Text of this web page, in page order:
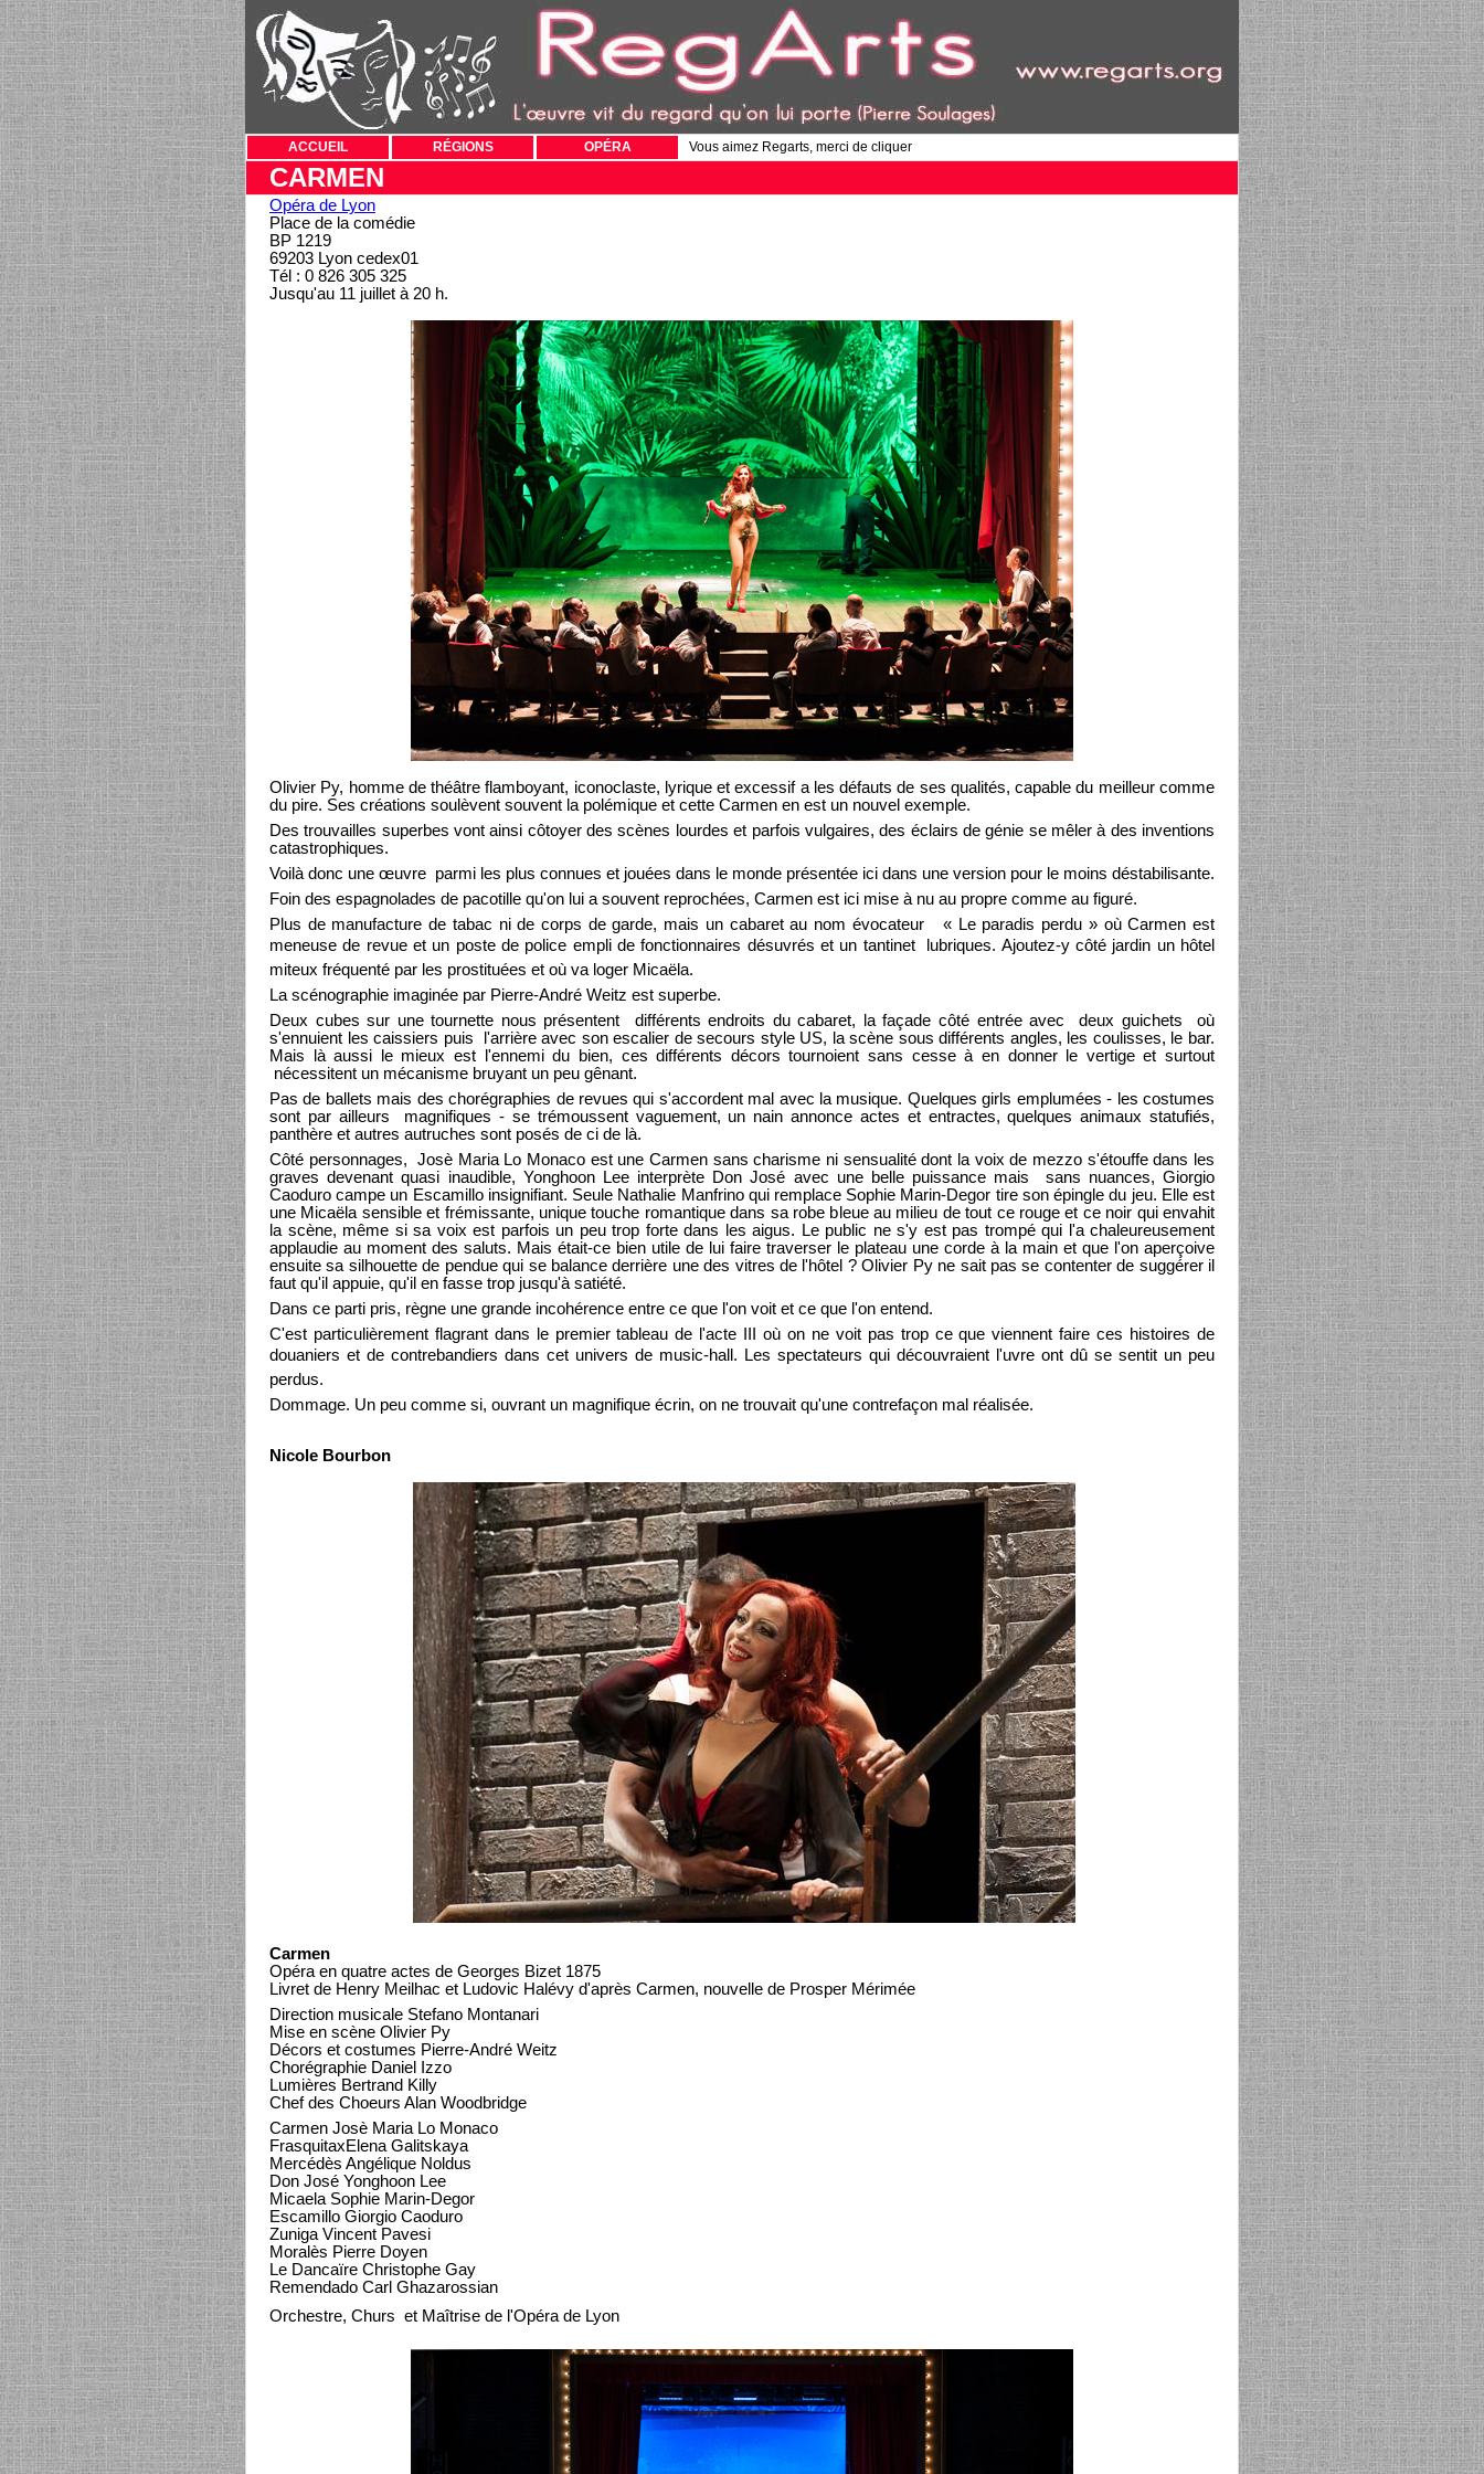
ACCUEIL RÉGIONS OPÉRA Vous aimez Regarts, merci de cliquer
CARMEN
Opéra de Lyon
Place de la comédie
BP 1219
69203 Lyon cedex01
Tél : 0 826 305 325
Jusqu'au 11 juillet à 20 h.
Olivier Py, homme de théâtre flamboyant, iconoclaste, lyrique et excessif a les défauts de ses qualités, capable du meilleur comme
du pire. Ses créations soulèvent souvent la polémique et cette Carmen en est un nouvel exemple.
Des trouvailles superbes vont ainsi côtoyer des scènes lourdes et parfois vulgaires, des éclairs de génie se mêler à des inventions
catastrophiques.
Voilà donc une œuvre parmi les plus connues et jouées dans le monde présentée ici dans une version pour le moins déstabilisante.
Foin des espagnolades de pacotille qu'on lui a souvent reprochées, Carmen est ici mise à nu au propre comme au figuré.
Plus de manufacture de tabac ni de corps de garde, mais un cabaret au nom évocateur « Le paradis perdu » où Carmen est
meneuse de revue et un poste de police empli de fonctionnaires désuvrés et un tantinet lubriques. Ajoutez-y côté jardin un hôtel
miteux fréquenté par les prostituées et où va loger Micaëla.
La scénographie imaginée par Pierre-André Weitz est superbe.
Deux cubes sur une tournette nous présentent différents endroits du cabaret, la façade côté entrée avec deux guichets où
s'ennuient les caissiers puis l'arrière avec son escalier de secours style US, la scène sous différents angles, les coulisses, le bar.
Mais là aussi le mieux est l'ennemi du bien, ces différents décors tournoient sans cesse à en donner le vertige et surtout
nécessitent un mécanisme bruyant un peu gênant.
Pas de ballets mais des chorégraphies de revues qui s'accordent mal avec la musique. Quelques girls emplumées - les costumes
sont par ailleurs magnifiques - se trémoussent vaguement, un nain annonce actes et entractes, quelques animaux statufiés,
panthère et autres autruches sont posés de ci de là.
Côté personnages, Josè Maria Lo Monaco est une Carmen sans charisme ni sensualité dont la voix de mezzo s'étouffe dans les
graves devenant quasi inaudible, Yonghoon Lee interprète Don José avec une belle puissance mais sans nuances, Giorgio
Caoduro campe un Escamillo insignifiant. Seule Nathalie Manfrino qui remplace Sophie Marin-Degor tire son épingle du jeu. Elle est
une Micaëla sensible et frémissante, unique touche romantique dans sa robe bleue au milieu de tout ce rouge et ce noir qui envahit
la scène, même si sa voix est parfois un peu trop forte dans les aigus. Le public ne s'y est pas trompé qui l'a chaleureusement
applaudie au moment des saluts. Mais était-ce bien utile de lui faire traverser le plateau une corde à la main et que l'on aperçoive
ensuite sa silhouette de pendue qui se balance derrière une des vitres de l'hôtel ? Olivier Py ne sait pas se contenter de suggérer il
faut qu'il appuie, qu'il en fasse trop jusqu'à satiété.
Dans ce parti pris, règne une grande incohérence entre ce que l'on voit et ce que l'on entend.
C'est particulièrement flagrant dans le premier tableau de l'acte III où on ne voit pas trop ce que viennent faire ces histoires de
douaniers et de contrebandiers dans cet univers de music-hall. Les spectateurs qui découvraient l'uvre ont dû se sentit un peu
perdus.
Dommage. Un peu comme si, ouvrant un magnifique écrin, on ne trouvait qu'une contrefaçon mal réalisée.
Nicole Bourbon
Carmen
Opéra en quatre actes de Georges Bizet 1875
Livret de Henry Meilhac et Ludovic Halévy d'après Carmen, nouvelle de Prosper Mérimée
Direction musicale Stefano Montanari
Mise en scène Olivier Py
Décors et costumes Pierre-André Weitz
Chorégraphie Daniel Izzo
Lumières Bertrand Killy
Chef des Choeurs Alan Woodbridge
Carmen Josè Maria Lo Monaco
FrasquitaxElena Galitskaya
Mercédès Angélique Noldus
Don José Yonghoon Lee
Micaela Sophie Marin-Degor
Escamillo Giorgio Caoduro
Zuniga Vincent Pavesi
Moralès Pierre Doyen
Le Dancaïre Christophe Gay
Remendado Carl Ghazarossian
Orchestre, Churs et Maîtrise de l'Opéra de Lyon